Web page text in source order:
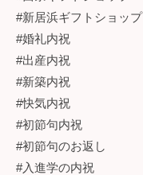
#新居浜ギフトショップ
#婚礼内祝
#出産内祝
#新築内祝
#快気内祝
#初節句内祝
#初節句のお返し
#入進学の内祝